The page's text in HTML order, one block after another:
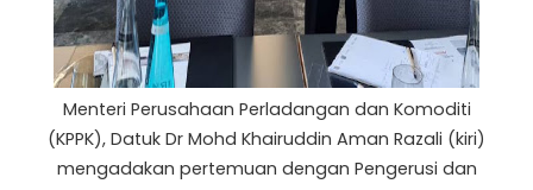
Menteri Perusahaan Perladangan dan Komoditi
(KPPK), Datuk Dr Mohd Khairuddin Aman Razali (kiri)
mengadakan pertemuan dengan Pengerusi dan